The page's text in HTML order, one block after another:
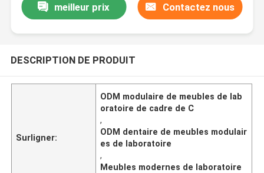
meilleur prix Contactez nous
DESCRIPTION DE PRODUIT
Surligner:
ODM modulaire de meubles de lab
oratoire de cadre de C
,
ODM dentaire de meubles modulair
es de laboratoire
,
Meubles modernes de laboratoire